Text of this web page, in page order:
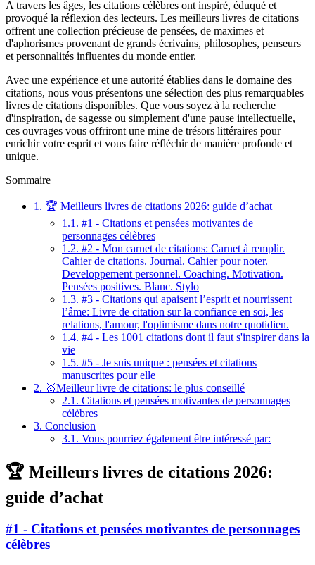
A travers les âges, les citations célèbres ont inspiré, éduqué et
provoqué la réflexion des lecteurs. Les meilleurs livres de citations
offrent une collection précieuse de pensées, de maximes et
d'aphorismes provenant de grands écrivains, philosophes, penseurs
et personnalités influentes du monde entier.
Avec une expérience et une autorité établies dans le domaine des
citations, nous vous présentons une sélection des plus remarquables
livres de citations disponibles. Que vous soyez à la recherche
d'inspiration, de sagesse ou simplement d'une pause intellectuelle,
ces ouvrages vous offriront une mine de trésors littéraires pour
enrichir votre esprit et vous faire réfléchir de manière profonde et
unique.
Sommaire
1. 🏆 Meilleurs livres de citations 2026: guide d’achat
1.1. #1 - Citations et pensées motivantes de
personnages célèbres
1.2. #2 - Mon carnet de citations: Carnet à remplir.
Cahier de citations. Journal. Cahier pour noter.
Developpement personnel. Coaching. Motivation.
Pensées positives. Blanc. Stylo
1.3. #3 - Citations qui apaisent l’esprit et nourrissent
l’âme: Livre de citation sur la confiance en soi, les
relations, l'amour, l'optimisme dans notre quotidien.
1.4. #4 - Les 1001 citations dont il faut s'inspirer dans la
vie
1.5. #5 - Je suis unique : pensées et citations
manuscrites pour elle
2. 🥇Meilleur livre de citations: le plus conseillé
2.1. Citations et pensées motivantes de personnages
célèbres
3. Conclusion
3.1. Vous pourriez également être intéressé par:
🏆 Meilleurs livres de citations 2026:
guide d’achat
#1 - Citations et pensées motivantes de personnages
célèbres